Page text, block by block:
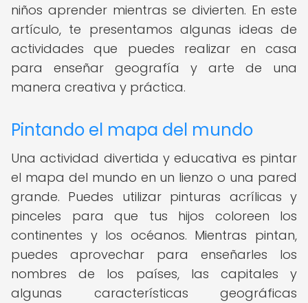
niños aprender mientras se divierten. En este
artículo, te presentamos algunas ideas de
actividades que puedes realizar en casa
para enseñar geografía y arte de una
manera creativa y práctica.
Pintando el mapa del mundo
Una actividad divertida y educativa es pintar
el mapa del mundo en un lienzo o una pared
grande. Puedes utilizar pinturas acrílicas y
pinceles para que tus hijos coloreen los
continentes y los océanos. Mientras pintan,
puedes aprovechar para enseñarles los
nombres de los países, las capitales y
algunas características geográficas